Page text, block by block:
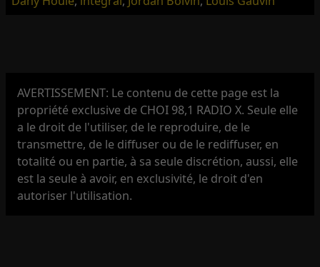
AVERTISSEMENT: Le contenu de cette page est la
propriété exclusive de CHOI 98,1 RADIO X. Seule elle
a le droit de l'utiliser, de le reproduire, de le
transmettre, de le diffuser ou de le rediffuser, en
totalité ou en partie, à sa seule discrétion, aussi, elle
est la seule à avoir, en exclusivité, le droit d'en
autoriser l'utilisation.